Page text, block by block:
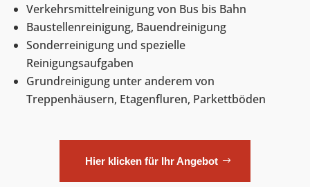
Verkehrsmittelreinigung von Bus bis Bahn
Baustellenreinigung, Bauendreinigung
Sonderreinigung und spezielle
Reinigungsaufgaben
Grundreinigung unter anderem von
Treppenhäusern, Etagenfluren, Parkettböden
Hier klicken für Ihr Angebot